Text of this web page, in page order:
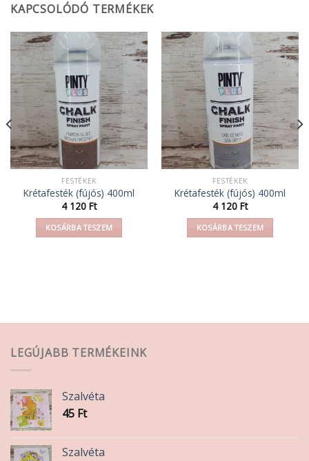
KAPCSOLÓDÓ TERMÉKEK
FESTÉKEK
Krétafesték (fújós) 400ml
4 120 Ft
KOSÁRBA TESZEM
FESTÉKEK
Krétafesték (fújós) 400ml
4 120 Ft
KOSÁRBA TESZEM
LEGÚJABB TERMÉKEINK
Szalvéta
45 Ft
Szalvéta